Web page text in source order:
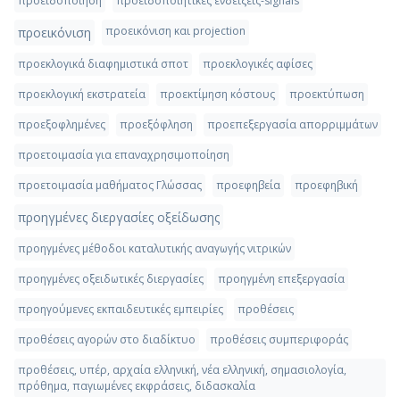
προεικόνιση προεικόνιση και projection
προεκλογικά διαφημιστικά σποτ
προεκλογικές αφίσες
προεκλογική εκστρατεία
προεκτίμηση κόστους
προεκτύπωση
προεξοφλημένες
προεξόφληση
προεπεξεργασία απορριμμάτων
προετοιμασία για επαναχρησιμοποίηση
προετοιμασία μαθήματος Γλώσσας
προεφηβεία προεφηβική
προηγμένες διεργασίες οξείδωσης
προηγμένες μέθοδοι καταλυτικής αναγωγής νιτρικών
προηγμένες οξειδωτικές διεργασίες
προηγμένη επεξεργασία
προηγούμενες εκπαιδευτικές εμπειρίες
προθέσεις
προθέσεις αγορών στο διαδίκτυο
προθέσεις συμπεριφοράς
προθέσεις, υπέρ, αρχαία ελληνική, νέα ελληνική, σημασιολογία,
πρόθημα, παγιωμένες εκφράσεις, διδασκαλία